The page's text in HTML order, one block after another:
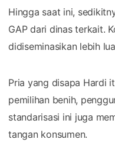
​Hingga saat ini,
GAP dari dinas terkait.
didiseminasikan lebih
Pria yang disapa Hardi
pemilihan benih,
standarisasi ini juga
tangan konsumen.